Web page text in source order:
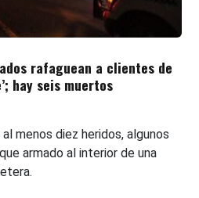
rafaguean a clientes de
hay seis muertos
menos diez heridos, algunos
armado al interior de una